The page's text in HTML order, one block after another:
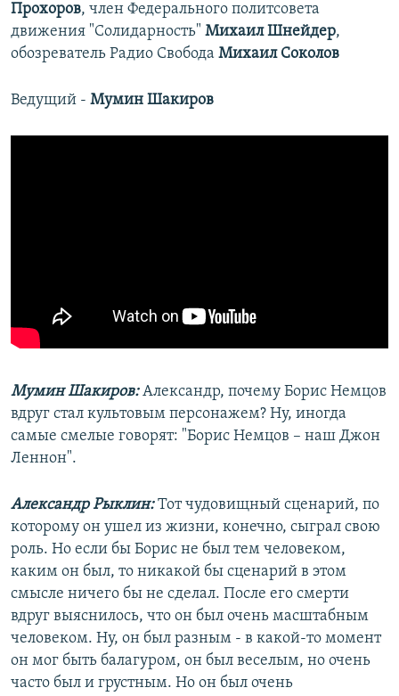
Прохоров, член Федерального политсовета
движения "Солидарность" Михаил Шнейдер,
обозреватель Радио Свобода Михаил Соколов
Ведущий - Мумин Шакиров
Мумин Шакиров:Александр, почему Борис Немцов
вдруг стал культовым персонажем? Ну, иногда
самые смелые говорят: "Борис Немцов – наш Джон
Леннон".
Александр Рыклин:Тот чудовищный сценарий, по
которому он ушел из жизни, конечно, сыграл свою
роль. Но если бы Борис не был тем человеком,
каким он был, то никакой бы сценарий в этом
смысле ничего бы не сделал. После его смерти
вдруг выяснилось, что он был очень масштабным
человеком. Ну, он был разным - в какой-то момент
он мог быть балагуром, он был веселым, но очень
часто был и грустным. Но он был очень